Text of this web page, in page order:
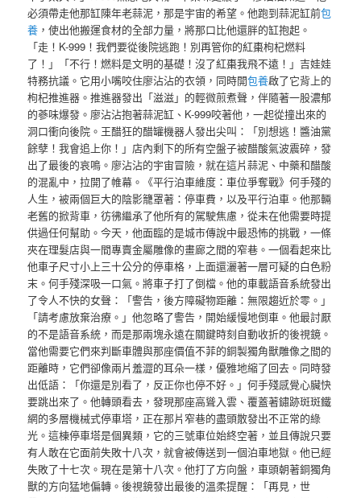
必須帶走他那缸陳年老蒜泥，那是宇宙的希望。他跑到蒜泥缸前包
養 ，使出他搬運食材的全部力量，將那口比他還胖的缸抱起。
「走！K-999！我們要從後院逃跑！別再管你的紅棗枸杞燃料
了！」「不行！燃料是文明的基礎！沒了紅棗我飛不遠！」吉娃娃
特務抗議。它用小嘴咬住廖沾沾的衣領，同時開包養啟了它背上的
枸杞推進器。推進器發出「滋滋」的輕微煎煮聲，伴隨著一股濃郁
的蔘味爆發。廖沾沾抱著蒜泥缸、K-999咬著他，一起從撞出來的
洞口衝向後院。王醋狂的醋罐機器人發出尖叫：「別想逃！醬油黨
餘孽！我會追上你！」店內剩下的所有空盤子被醋酸氣波震碎，發
出了最後的哀鳴。廖沾沾的宇宙冒險，就在這片蒜泥、中藥和醋酸
的混亂中，拉開了帷幕。《平行泊車維度：車位爭奪戰》何手殘的
人生，被兩個巨大的陰影籠罩著：停車費，以及平行泊車。他那輛
老舊的掀背車，彷彿繼承了他所有的駕駛焦慮，從未在他需要時提
供過任何幫助。今天，他面臨的是城市傳說中最恐怖的挑戰，一條
夾在理髮店與一間專賣金屬雕像的畫廊之間的窄巷。一個看起來比
他車子尺寸小上三十公分的停車格，上面還灑著一層可疑的白色粉
末。何手殘深吸一口氣。將車子打了倒檔。他的車載語音系統發出
了令人不快的女聲：「警告，後方障礙物距離：無限趨近於零。」
「請考慮放棄治療。」他忽略了警告，開始緩慢地倒車。他最討厭
的不是語音系統，而是那兩塊永遠在關鍵時刻自動收折的後視鏡。
當他需要它們來判斷車體與那座價值不菲的銅製獨角獸雕像之間的
距離時，它們卻像兩片羞澀的耳朵一樣，優雅地縮了回去。同時發
出低語：「你還是別看了，反正你也停不好。」何手殘感覺心臟快
要跳出來了。他轉頭看去，發現那座高聳入雲、覆蓋著鏽跡斑斑鐵
網的多層機械式停車塔，正在那片窄巷的盡頭散發出不正常的綠
光。這棟停車塔是個異類，它的三號車位始終空著，並且傳說只要
有人敢在它面前失敗十八次，就會被傳送到一個泊車地獄。他已經
失敗了十七次。現在是第十八次。他打了方向盤，車頭朝著銅獨角
獸的方向猛地偏轉。後視鏡發出最後的溫柔提醒：「再見，世